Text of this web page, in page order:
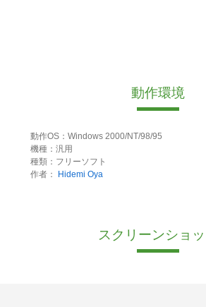
動作環境
動作OS：Windows 2000/NT/98/95
機種：汎用
種類：フリーソフト
作者：
Hidemi Oya
スクリーンショッ